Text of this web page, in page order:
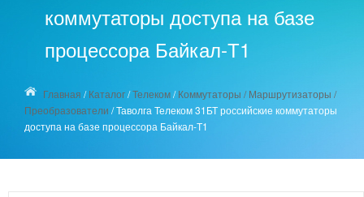
коммутаторы доступа на базе
процессора Байкал-Т1
Главная /Каталог/Телеком/Коммутаторы / Маршрутизаторы /
Преобразователи /Таволга Телеком 31БТ российские коммутаторы
доступа на базе процессора Байкал-Т1